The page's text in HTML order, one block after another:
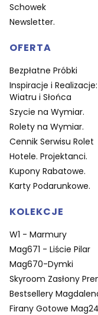
Schowek
Newsletter.
OFERTA
Bezpłatne Próbki
Inspiracje i
Wiatru i Słońca
Szycie na Wymiar.
Rolety na Wymiar.
Cennik Serwisu Rolet
Hotele. Projektanci.
Kupony Rabatowe.
Karty Podarunkowe.
KOLEKCJE
W1 - Marmury
Mag671 - Liście Pilar
Mag670-Dymki
Skyroom Zasłony
Bestsellery
Firany Gotowe Mag24